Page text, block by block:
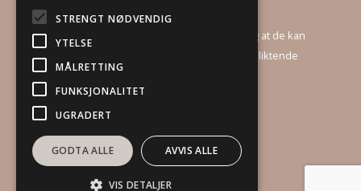
Ved å sende inn dette skjema godtar jeg at
DinBoligStylist AS mottar mine opplysninger, og at de kan
kontakte meg via e-post og telefon for et uforpliktende
tilbud.
STRENGT NØDVENDIG
YTELSE
MÅLRETTING
FUNKSJONALITET
UGRADERT
GODTA ALLE AVVIS ALLE
VIS DETALJER